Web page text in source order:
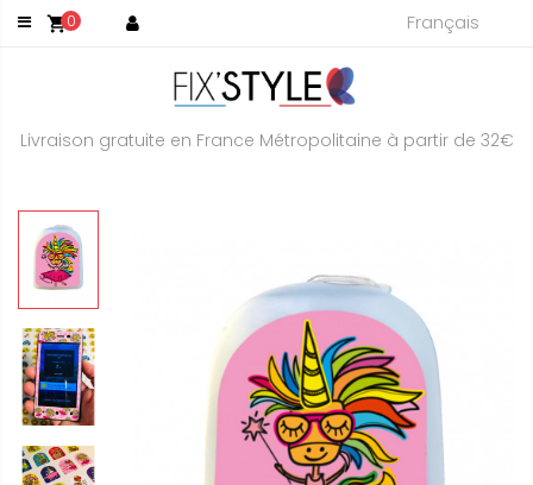
shopping_cart0 Français
Livraison gratuite en France Métropolitaine à partir de 32€